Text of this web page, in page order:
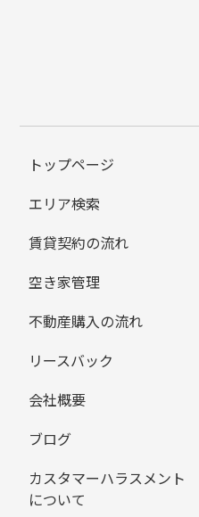
トップページ
エリア検索
賃貸契約の流れ
空き家管理
不動産購入の流れ
リースバック
会社概要
ブログ
カスタマーハラスメント
について